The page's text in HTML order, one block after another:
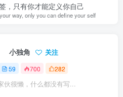
，只有你才能定义你自己
way, only you can define your self
小独角 关注
59 700 282
伙很懒，什么都没有写...